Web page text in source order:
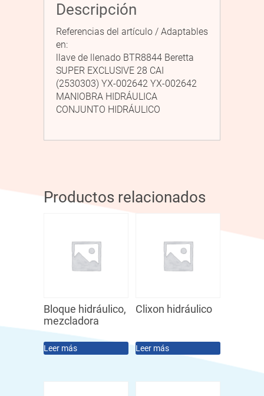
Descripción
Referencias del artículo / Adaptables
en:
llave de llenado BTR8844 Beretta
SUPER EXCLUSIVE 28 CAI
(2530303) YX-002642 YX-002642
MANIOBRA HIDRÁULICA
CONJUNTO HIDRÁULICO
Productos relacionados
Bloque hidráulico,
mezcladora
Leer más
Clixon hidráulico
Leer más